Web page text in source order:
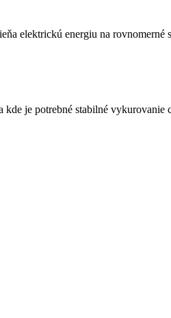
elektrickú energiu na
je potrebné stabilné vykurovanie